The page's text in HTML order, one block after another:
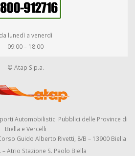
da lunedì a venerdì
09:00 – 18:00
© Atap S.p.a.
Automobilistici Pubblici delle Province di
Biella e Vercelli
Guido Alberto Rivetti, 8/B – 13900 Biella
– Atrio Stazione S. Paolo Biella